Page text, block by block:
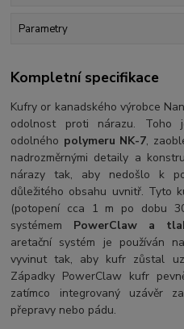
Parametry
Kompletní specifikace
Kufry or kanadského výrobce
odolnost proti nárazu. Toho
odolného polymeru NK-7,
nadrozměrnými detaily a
nárazy tak, aby nedošlo k
důležitého obsahu uvnitř. Tyto
(potopení cca 1 m po dobu
systémem PowerClaw a
aretační systém je používán
vyvinut tak, aby kufr zůstal
Západky PowerClaw kufr
zatímco integrovaný uzávěr
přepravy nebo pádu.